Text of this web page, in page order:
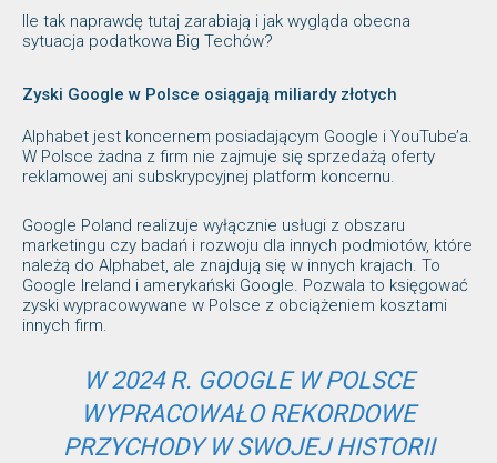
Ile tak naprawdę tutaj zarabiają i jak wygląda obecna
sytuacja podatkowa Big Techów?
Zyski Google w Polsce osiągają miliardy złotych
Alphabet jest koncernem posiadającym Google i YouTube’a.
W Polsce żadna z firm nie zajmuje się sprzedażą oferty
reklamowej ani subskrypcyjnej platform koncernu.
Google Poland realizuje wyłącznie usługi z obszaru
marketingu czy badań i rozwoju dla innych podmiotów, które
należą do Alphabet, ale znajdują się w innych krajach. To
Google Ireland i amerykański Google. Pozwala to księgować
zyski wypracowywane w Polsce z obciążeniem kosztami
innych firm.
W 2024 R. GOOGLE W POLSCE
WYPRACOWAŁO REKORDOWE
PRZYCHODY W SWOJEJ HISTORII